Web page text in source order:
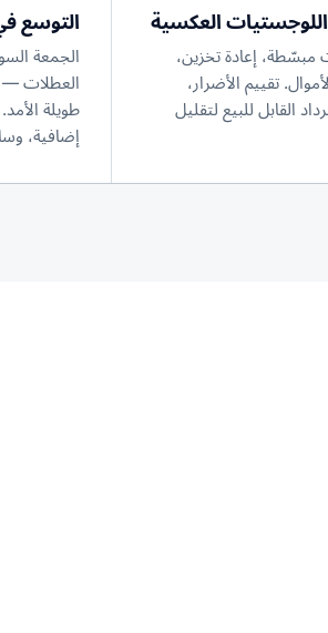
العكسية
مبسّطة، إعادة تخزين،
تقييم الأضرار،
القابل للبيع لتقليل
التوسع
الجمعة
العطلات —
طويلة
إضافية،